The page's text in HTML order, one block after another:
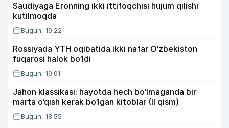
Saudiyaga Eronning ikki ittifoqchisi hujum qilishi
kutilmoqda
Bugun, 19:22
Rossiyada YTH oqibatida ikki nafar O‘zbekiston
fuqarosi halok bo‘ldi
Bugun, 19:01
Jahon klassikasi: hayotda hech bo‘lmaganda bir
marta o‘qish kerak bo‘lgan kitoblar (II qism)
Bugun, 18:55